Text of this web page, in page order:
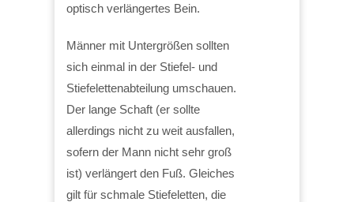
optisch verlängertes Bein.
Männer mit Untergrößen sollten
sich einmal in der Stiefel- und
Stiefelettenabteilung umschauen.
Der lange Schaft (er sollte
allerdings nicht zu weit ausfallen,
sofern der Mann nicht sehr groß
ist) verlängert den Fuß. Gleiches
gilt für schmale Stiefeletten, die